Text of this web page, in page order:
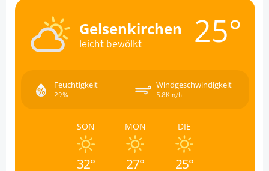
Gelsenkirchen
leicht bewölkt 25°
Feuchtigkeit
29%
Windgeschwindigkeit
5.8Km/h
SON
32°
MON
27°
DIE
25°